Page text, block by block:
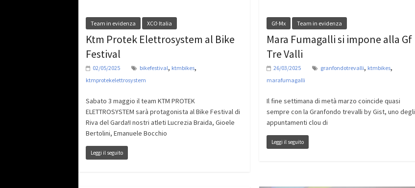
Team in evidenza XCO Italia
Ktm Protek Elettrosystem al Bike
Festival
02/05/2025 bikefestival, ktmbikes,
ktmprotekelettrosystem
Sabato 3 maggio il team KTM PROTEK
ELETTROSYSTEM sarà protagonista al Bike Festival di
Riva del Garda!I nostri atleti Lucrezia Braida, Gioele
Bertolini, Emanuele Bocchio
Leggi il seguito
Gf-Mx Team in evidenza
Mara Fumagalli si impone alla Gf
Tre Valli
26/03/2025 granfondotrevalli, ktmbikes,
marafumagalli
Il fine settimana di metà marzo coincide quasi
sempre con la Granfondo trevalli by Gist, uno degli
appuntamenti clou di
Leggi il seguito